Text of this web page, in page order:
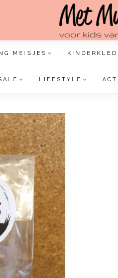
MEISJES
LIFESTYLE